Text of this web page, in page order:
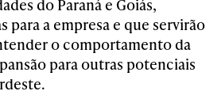
do Paraná e Goiás,
para a empresa e que servirão
o comportamento da
para outras potenciais